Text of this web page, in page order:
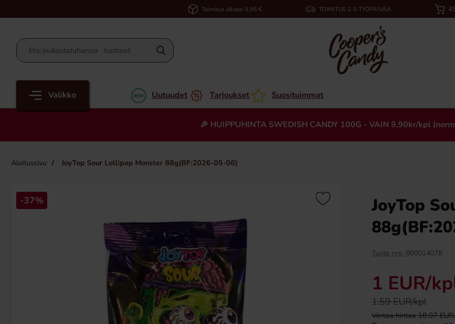
Toimitus alkaen 5,95 € TOIMITUS 2-5 TYÖPÄIVÄÄ
Valikko Uutuudet Tarjoukset Suosituimmat
🎉 HUIPPUHINTA SWEDISH CANDY 100G - VAIN 9,90kr/kpl
Aloitussivu JoyTop Sour Lollipop Monster 88g(BF:2026-05-06)
-67%
-37%
JoyTop
Tuote nro: 800014078
1 EUR/
1.59 EUR/kpl
Vertaa hintaa 18.07